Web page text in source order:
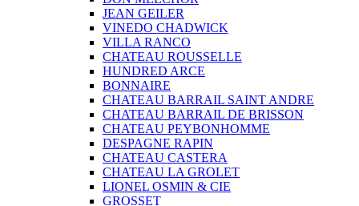
JEAN GEILER
VINEDO CHADWICK
VILLA RANCO
CHATEAU ROUSSELLE
HUNDRED ARCE
BONNAIRE
CHATEAU BARRAIL SAINT ANDRE
CHATEAU BARRAIL DE BRISSON
CHATEAU PEYBONHOMME
DESPAGNE RAPIN
CHATEAU CASTERA
CHATEAU LA GROLET
LIONEL OSMIN & CIE
GROSSET